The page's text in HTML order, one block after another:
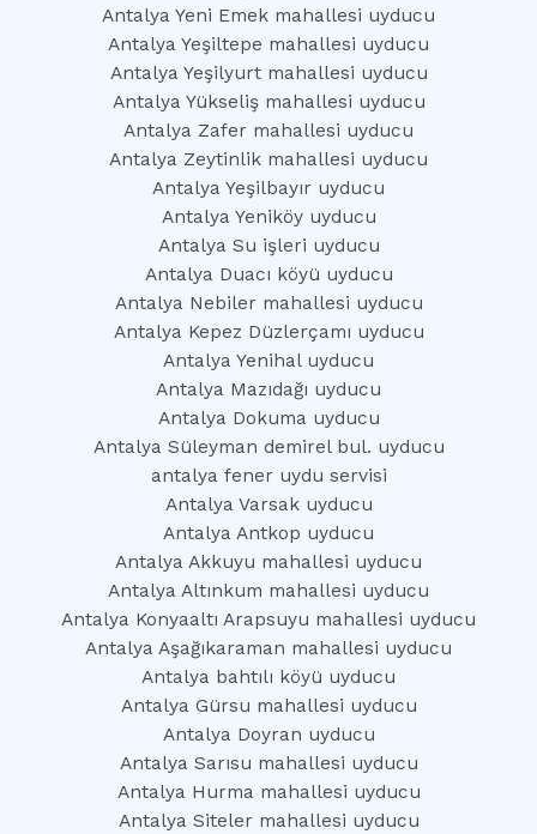
Antalya Yeni Emek mahallesi uyducu
Antalya Yeşiltepe mahallesi uyducu
Antalya Yeşilyurt mahallesi uyducu
Antalya Yükseliş mahallesi uyducu
Antalya Zafer mahallesi uyducu
Antalya Zeytinlik mahallesi uyducu
Antalya Yeşilbayır uyducu
Antalya Yeniköy uyducu
Antalya Su işleri uyducu
Antalya Duacı köyü uyducu
Antalya Nebiler mahallesi uyducu
Antalya Kepez Düzlerçamı uyducu
Antalya Yenihal uyducu
Antalya Mazıdağı uyducu
Antalya Dokuma uyducu
Antalya Süleyman demirel bul. uyducu
antalya fener uydu servisi
Antalya Varsak uyducu
Antalya Antkop uyducu
Antalya Akkuyu mahallesi uyducu
Antalya Altınkum mahallesi uyducu
Antalya Konyaaltı Arapsuyu mahallesi uyducu
Antalya Aşağıkaraman mahallesi uyducu
Antalya bahtılı köyü uyducu
Antalya Gürsu mahallesi uyducu
Antalya Doyran uyducu
Antalya Sarısu mahallesi uyducu
Antalya Hurma mahallesi uyducu
Antalya Siteler mahallesi uyducu